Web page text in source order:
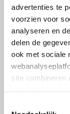
advertenties te
voorzien voor
analyseren en
delen de
ook met sociale
site combineren